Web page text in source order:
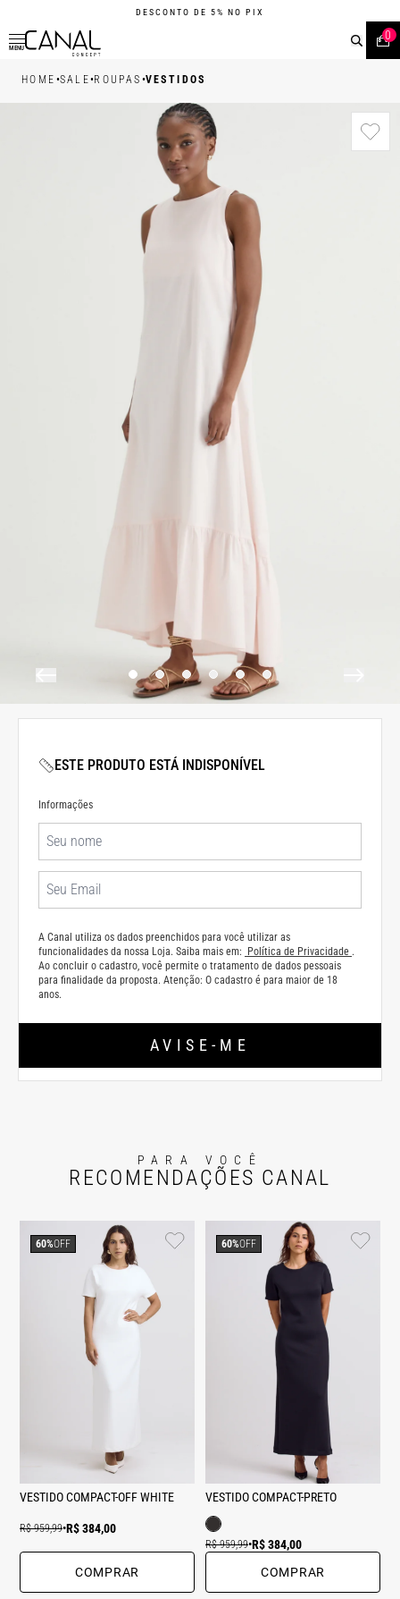
DESCONTO DE 5% NO PIX
MENU
0
HOME •SALE•ROUPAS •VESTIDOS
ESTE PRODUTO ESTÁ INDISPONÍVEL
Informações
A Canal utiliza os dados preenchidos para você utilizar as
funcionalidades da nossa Loja. Saiba mais em:
Política de Privacidade .
Ao concluir o cadastro, você permite o tratamento de dados pessoais
para finalidade da proposta. Atenção: O cadastro é para maior de 18
anos.
AVISE-ME
PARA VOCÊ
RECOMENDAÇÕES CANAL
VESTIDO COMPACT-OFF WHITE
R$ 959,99•R$ 384,00
60%OFF
COMPRAR
VESTIDO COMPACT-PRETO
R$ 959,99•R$ 384,00
60%OFF
COMPRAR